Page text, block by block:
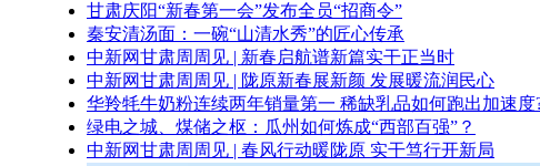
甘肃庆阳“新春第一会”发布全员“招商令”
秦安清汤面：一碗“山清水秀”的匠心传承
中新网甘肃周周见 | 新春启航谱新篇实干正当时
中新网甘肃周周见 | 陇原新春展新颜 发展暖流润民心
华羚牦牛奶粉连续两年销量第一 稀缺乳品如何跑出加速度
绿电之城、煤储之枢：瓜州如何炼成“西部百强”？
中新网甘肃周周见 | 春风行动暖陇原 实干笃行开新局